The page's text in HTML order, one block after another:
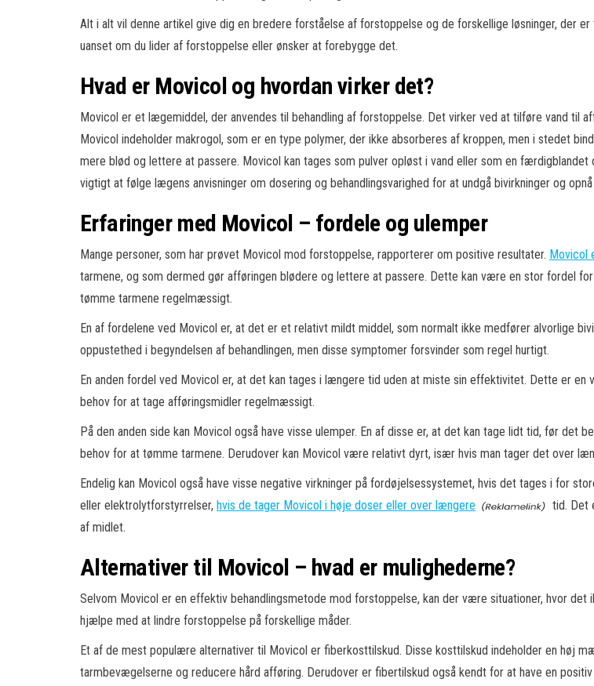
Alt i alt vil denne artikel give dig en bredere forståelse af forstoppelse og de forskellige løsninger, der
uanset om du lider af forstoppelse eller ønsker at forebygge det.
Hvad er Movicol og hvordan virker det?
Movicol er et lægemiddel, der anvendes til behandling af forstoppelse. Det virker ved at tilføre vand til
Movicol indeholder makrogol, som er en type polymer, der ikke absorberes af kroppen, men i stedet
mere blød og lettere at passere. Movicol kan tages som pulver opløst i vand eller som en
vigtigt at følge lægens anvisninger om dosering og behandlingsvarighed for at undgå bivirkninger og
Erfaringer med Movicol – fordele og ulemper
Mange personer, som har prøvet Movicol mod forstoppelse, rapporterer om positive resultater. Movicol
tarmene, og som dermed gør afføringen blødere og lettere at passere. Dette kan være en stor fordel
tømme tarmene regelmæssigt.
En af fordelene ved Movicol er, at det er et relativt mildt middel, som normalt ikke medfører alvorlige
oppustethed i begyndelsen af behandlingen, men disse symptomer forsvinder som regel hurtigt.
En anden fordel ved Movicol er, at det kan tages i længere tid uden at miste sin effektivitet. Dette er
behov for at tage afføringsmidler regelmæssigt.
På den anden side kan Movicol også have visse ulemper. En af disse er, at det kan tage lidt tid, før
behov for at tømme tarmene. Derudover kan Movicol være relativt dyrt, især hvis man tager det over
Endelig kan Movicol også have visse negative virkninger på fordøjelsessystemet, hvis det tages i for
eller elektrolytforstyrrelser, hvis de tager Movicol i høje doser eller over længere
tid. Det
af midlet.
Alternativer til Movicol – hvad er mulighederne?
Selvom Movicol er en effektiv behandlingsmetode mod forstoppelse, kan der være situationer, hvor
hjælpe med at lindre forstoppelse på forskellige måder.
Et af de mest populære alternativer til Movicol er fiberkosttilskud. Disse kosttilskud indeholder en høj
tarmbevægelserne og reducere hård afføring. Derudover er fibertilskud også kendt for at have en